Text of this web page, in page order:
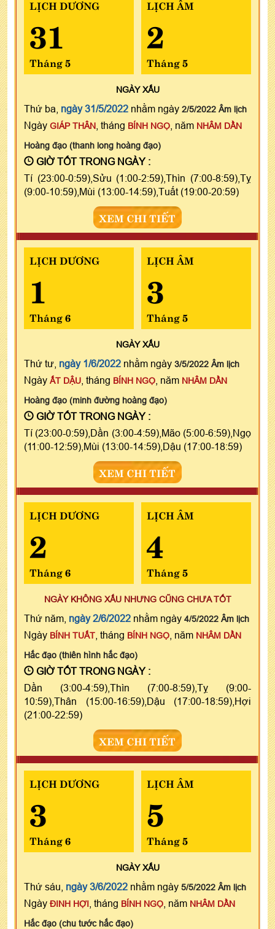
LỊCH DƯƠNG
31
Tháng 5
LỊCH ÂM
2
Tháng 5
NGÀYXẤU
Thứ ba, ngày 31/5/2022 nhằm ngày 2/5/2022 Âm lịch
Ngày GIÁP THÂN , tháng BÍNH NGỌ , năm NHÂM DẦN
Hoàng đạo (thanh long hoàng đạo)
GIỜ TỐT TRONG NGÀY :
Tí (23:00-0:59),Sửu (1:00-2:59),Thìn (7:00-8:59),Tỵ
(9:00-10:59),Mùi (13:00-14:59),Tuất (19:00-20:59)
XEM CHI TIẾT
LỊCH DƯƠNG
1
Tháng 6
LỊCH ÂM
3
Tháng 5
NGÀYXẤU
Thứ tư, ngày 1/6/2022 nhằm ngày 3/5/2022 Âm lịch
Ngày ẤT DẬU , tháng BÍNH NGỌ , năm NHÂM DẦN
Hoàng đạo (minh đường hoàng đạo)
GIỜ TỐT TRONG NGÀY :
Tí (23:00-0:59),Dần (3:00-4:59),Mão (5:00-6:59),Ngọ
(11:00-12:59),Mùi (13:00-14:59),Dậu (17:00-18:59)
XEM CHI TIẾT
LỊCH DƯƠNG
2
Tháng 6
LỊCH ÂM
4
Tháng 5
NGÀY KHÔNG XẤU NHƯNG CŨNG CHƯA TỐT
Thứ năm, ngày 2/6/2022 nhằm ngày 4/5/2022 Âm lịch
Ngày BÍNH TUẤT , tháng BÍNH NGỌ , năm NHÂM DẦN
Hắc đạo (thiên hình hắc đạo)
GIỜ TỐT TRONG NGÀY :
Dần (3:00-4:59),Thìn (7:00-8:59),Tỵ (9:00-
10:59),Thân (15:00-16:59),Dậu (17:00-18:59),Hợi
(21:00-22:59)
XEM CHI TIẾT
LỊCH DƯƠNG
3
Tháng 6
LỊCH ÂM
5
Tháng 5
NGÀYXẤU
Thứ sáu, ngày 3/6/2022 nhằm ngày 5/5/2022 Âm lịch
Ngày ĐINH HỢI , tháng BÍNH NGỌ , năm NHÂM DẦN
Hắc đạo (chu tước hắc đạo)